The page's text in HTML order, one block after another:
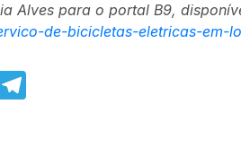
Alves para o portal B9,
de-bicicletas-eletricas-em-
WhatsApp